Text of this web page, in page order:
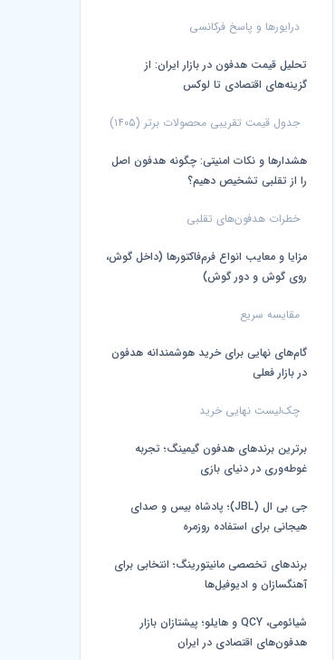
درایورها و پاسخ فرکانسی
تحلیل قیمت هدفون در بازار ایران: از
گزینه‌های اقتصادی تا لوکس
جدول قیمت تقریبی محصولات برتر (۱۴۰۵)
هشدارها و نکات امنیتی: چگونه هدفون اصل
را از تقلبی تشخیص دهیم؟
خطرات هدفون‌های تقلبی
مزایا و معایب انواع فرم‌فاکتورها (داخل گوش،
روی گوش و دور گوش)
مقایسه سریع
گام‌های نهایی برای خرید هوشمندانه هدفون
در بازار فعلی
چک‌لیست نهایی خرید
برترین برندهای هدفون گیمینگ؛ تجربه
غوطه‌وری در دنیای بازی
جی بی ال (JBL)؛ پادشاه بیس و صدای
هیجانی برای استفاده روزمره
برندهای تخصصی مانیتورینگ؛ انتخابی برای
آهنگسازان و ادیوفیل‌ها
شیائومی، QCY و هایلو؛ پیشتازان بازار
هدفون‌های اقتصادی در ایران